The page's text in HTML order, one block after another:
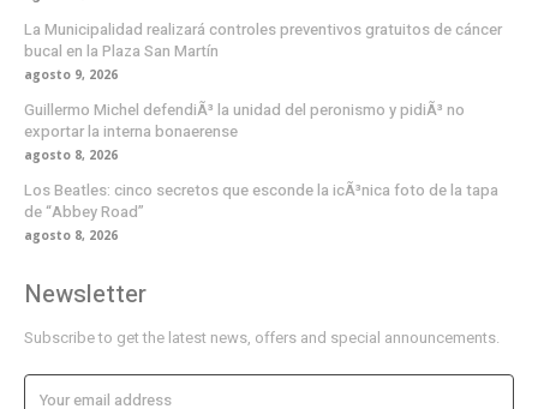
La Municipalidad realizará controles preventivos gratuitos de cáncer
bucal en la Plaza San Martín
agosto 9, 2026
Guillermo Michel defendiÃ³ la unidad del peronismo y pidiÃ³ no
exportar la interna bonaerense
agosto 8, 2026
Los Beatles: cinco secretos que esconde la icÃ³nica foto de la tapa
de “Abbey Road”
agosto 8, 2026
Newsletter
Subscribe to get the latest news, offers and special announcements.